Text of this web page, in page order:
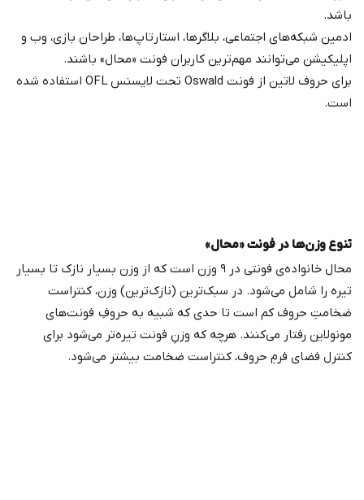
باشد.
ادمین‌ شبکه‌های اجتماعی، بلاگرها، استارتاپ‌ها، طراحان بازی‌، وب و
اپلیکیشن می‌توانند مهم‌ترین کاربران فونت «محال» باشند.
برای حروف لاتین از فونت Oswald تحت لایسنس OFL استفاده شده
است.
تنوع وزن‌ها در فونت «محال»
محال خانواده‌ی فونتی در ۹ وزن است که از وزن بسیار نازک تا بسیار
تیره را شامل می‌شود. در سبک‌ترین (نازک‌ترین) وزن، کنتراست
ضخامتِ حروف کم است تا حدی که شبیه به حروفِ فونت‌های
مونولاین رفتار می‌کنند. هرچه که وزنِ فونت تیره‌تر می‌شود برای
کنترل فضای فرمِ حروف، کنتراست ضخامت بیشتر می‌شود.